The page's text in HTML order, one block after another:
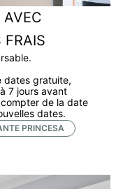
AVEC
FRAIS
dates gratuite,
7 jours avant
compter de la date
dates.
PRINCESA